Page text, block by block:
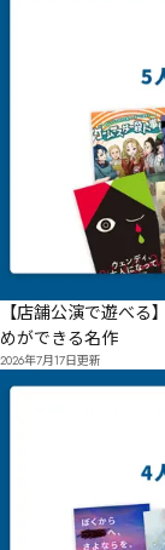
【店舗公演で遊べ
めができる名作
2026年7月17日更新